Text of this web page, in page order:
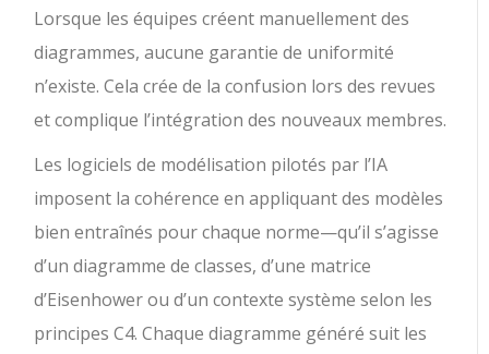
Lorsque les équipes créent manuellement des
diagrammes, aucune garantie de uniformité
n’existe. Cela crée de la confusion lors des revues
et complique l’intégration des nouveaux membres.
Les logiciels de modélisation pilotés par l’IA
imposent la cohérence en appliquant des modèles
bien entraînés pour chaque norme—qu’il s’agisse
d’un diagramme de classes, d’une matrice
d’Eisenhower ou d’un contexte système selon les
principes C4. Chaque diagramme généré suit les